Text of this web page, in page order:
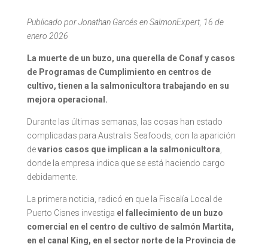
Publicado por Jonathan Garcés en SalmonExpert, 16 de
enero 2026
La muerte de un buzo, una querella de Conaf y casos
de Programas de Cumplimiento en centros de
cultivo, tienen a la salmonicultora trabajando en su
mejora operacional.
Durante las últimas semanas, las cosas han estado
complicadas para Australis Seafoods, con la aparición
devarios casos que implican a la salmonicultora
donde la empresa indica que se está haciendo cargo
debidamente.
La primera noticia, radicó en que la Fiscalía Local de
Puerto Cisnes investiga el fallecimiento de un buzo
comercial en el centro de cultivo de salmón Martita,
en el canal King, en el sector norte de la Provincia de